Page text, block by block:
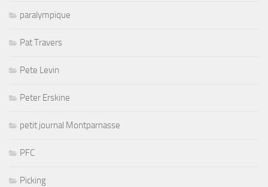
paralympique
Pat Travers
Pete Levin
Peter Erskine
petit journal Montparnasse
PFC
Picking